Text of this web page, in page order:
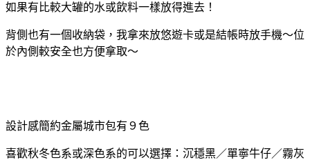
如果有比較大罐的水或飲料一樣放得進去！
背側也有一個收納袋，我拿來放悠遊卡或是結帳時放手機～位
於內側較安全也方便拿取～
設計感簡約金屬城市包有９色
喜歡秋冬色系或深色系的可以選擇：沉穩黑／單寧牛仔／霧灰